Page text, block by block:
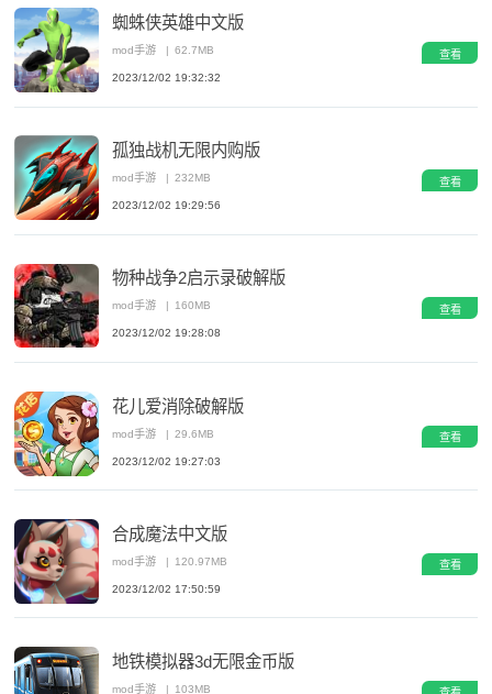
蜘蛛侠英雄中文版
mod手游 | 62.7MB
2023/12/02 19:32:32
查看
孤独战机无限内购版
mod手游 | 232MB
2023/12/02 19:29:56
查看
物种战争2启示录破解版
mod手游 160MB
2023/12/02 19:28:08
查看
花儿爱消除破解版
mod手游 | 29.6MB
2023/12/02 19:27:03
查看
合成魔法中文版
mod手游 | 120.97MB
2023/12/02 17:50:59
查看
地铁模拟器3d无限金币版
mod手游 | 103MB